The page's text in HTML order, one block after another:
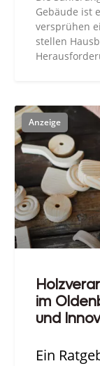
Gebäude ist
versprühen
stellen
im
und
Ein